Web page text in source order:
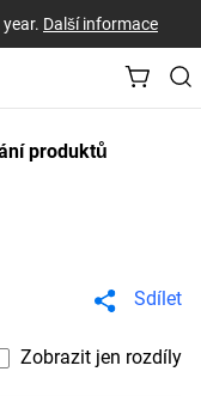
Další informace
produktů
Sdílet
Zobrazit jen rozdíly